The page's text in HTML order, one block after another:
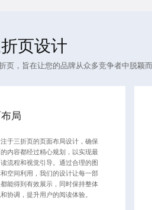
页设计
页，旨在让您的品牌从众多竞争者中脱颖
局
于三折页的页面布局设计，确保
内容都经过精心规划，以实现最
流程和视觉引导。通过合理的图
空间利用，我们的设计让每一部
能得到有效展示，同时保持整体
协调，提升用户的阅读体验。